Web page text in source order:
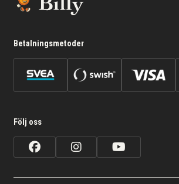
Betalningsmetoder
Följ oss